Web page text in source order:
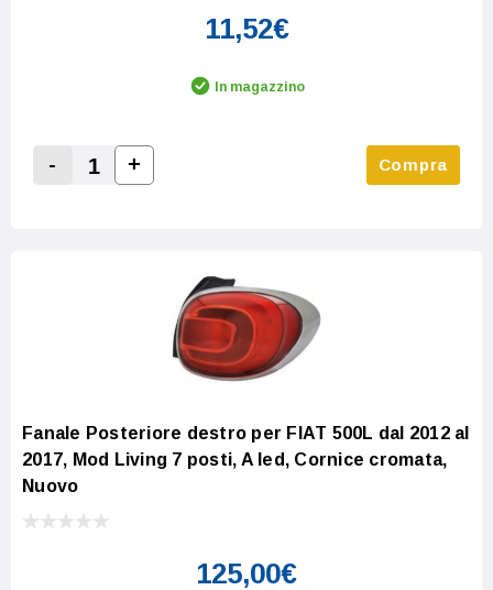
11,52€
In magazzino
Decrease Quantity:
-
Increase Quantity:
+ Compra
Fanale Posteriore destro per FIAT 500L dal 2012 al
2017, Mod Living 7 posti, A led, Cornice cromata,
Nuovo
125,00€